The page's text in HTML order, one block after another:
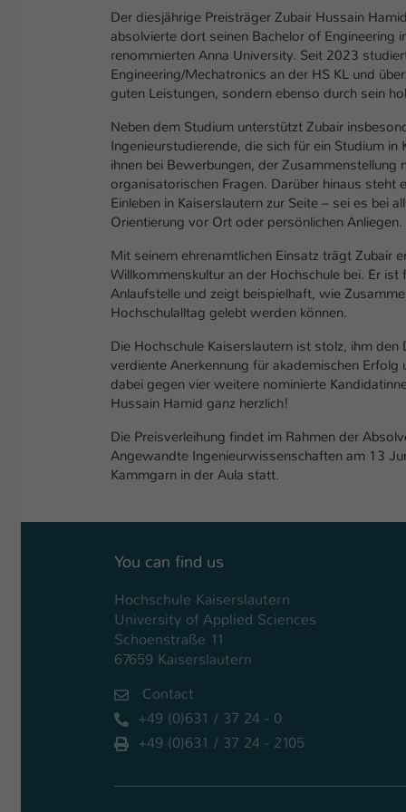
Der diesjährige Preisträger Zubair Hussain
absolvierte dort seinen Bachelor of Engineering
renommierten Anna University. Seit 2023
Engineering/Mechatronics an der HS KL und
guten Leistungen, sondern ebenso durch sein
Neben dem Studium unterstützt Zubair
Ingenieurstudierende, die sich für ein Studium in
ihnen bei Bewerbungen, der Zusammenstellung
organisatorischen Fragen. Darüber hinaus steht
Einleben in Kaiserslautern zur Seite – sei es bei
Orientierung vor Ort oder persönlichen Anliegen.
Mit seinem ehrenamtlichen Einsatz trägt Zubair
Willkommenskultur an der Hochschule bei. Er
Anlaufstelle und zeigt beispielhaft, wie
Hochschulalltag gelebt werden können.
Die Hochschule Kaiserslautern ist stolz, ihm den
verdiente Anerkennung für akademischen
dabei gegen vier weitere nominierte
Hussain Hamid ganz herzlich!
Die Preisverleihung findet im Rahmen der
Angewandte Ingenieurwissenschaften am 13
Kammgarn in der Aula statt.
You can find us
Hochschule Kaiserslautern
University of Applied Sciences
Schoenstraße 11
67659 Kaiserslautern
Contact
+49 (0)631 / 37 24 - 0
+49 (0)631 / 37 24 - 2105